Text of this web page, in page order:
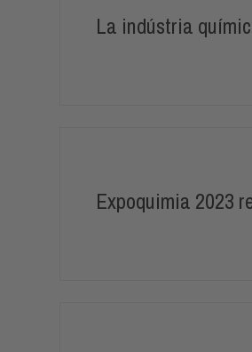
La indústria
Expoquimia 2023